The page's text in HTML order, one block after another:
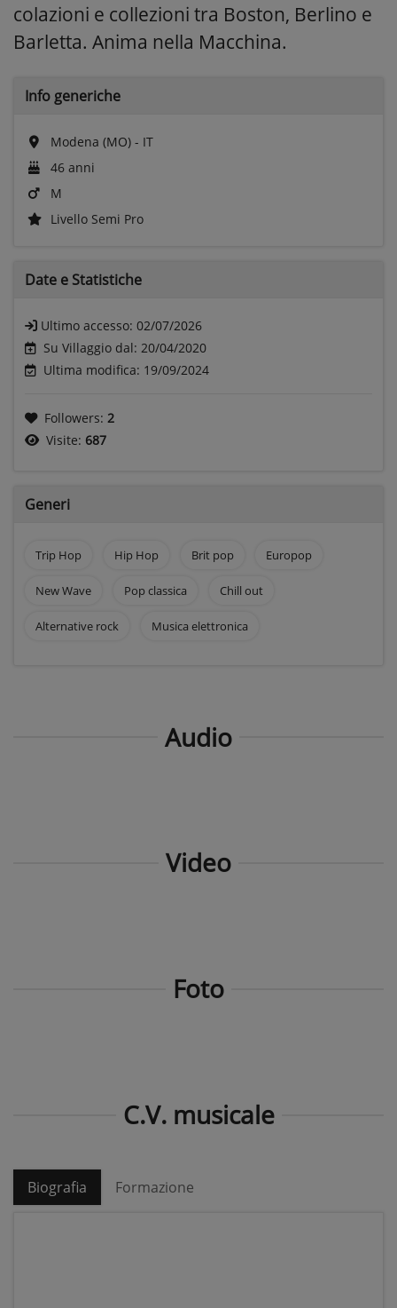
colazioni e collezioni tra Boston, Berlino e
Barletta. Anima nella Macchina.
Info generiche
Modena (MO) - IT
46 anni
M
Livello Semi Pro
Date e Statistiche
Ultimo accesso: 02/07/2026
Su Villaggio dal: 20/04/2020
Ultima modifica: 19/09/2024
Followers: 2
Visite: 687
Generi
Trip Hop Hip Hop Brit pop Europop
New Wave Pop classica Chill out
Alternative rock Musica elettronica
Audio
Video
Foto
C.V. musicale
Biografia Formazione